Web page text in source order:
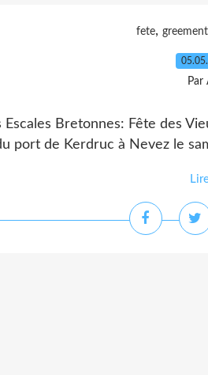
fete,
Par
Escales Bretonnes: Fête des
port de Kerdruc à Nevez le